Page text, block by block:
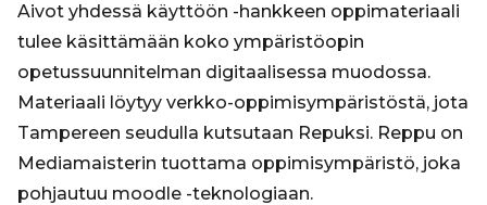
Aivot yhdessä käyttöön -hankkeen oppimateriaali
tulee käsittämään koko ympäristöopin
opetussuunnitelman digitaalisessa muodossa.
Materiaali löytyy verkko-oppimisympäristöstä, jota
Tampereen seudulla kutsutaan Repuksi. Reppu on
Mediamaisterin tuottama oppimisympäristö, joka
pohjautuu moodle -teknologiaan.